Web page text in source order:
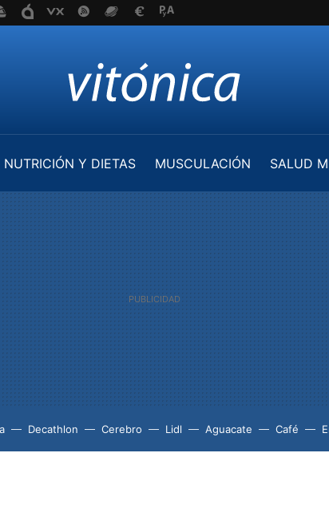
NUTRICIÓN Y DIETAS MUSCULACIÓN
SALUD
Decathlon Cerebro Lidl Aguacate Café